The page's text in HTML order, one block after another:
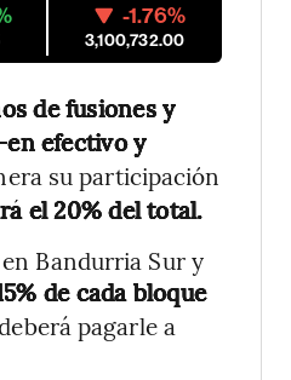
-1.76%
3,100,732.00
de fusiones y
efectivo y
su participación
el 20% del total.
Bandurria Sur y
de cada bloque
pagarle a